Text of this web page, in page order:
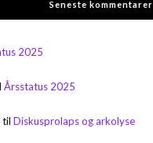
Seneste kommentarer
2025
Årsstatus 2025
til Diskusprolaps og arkolyse